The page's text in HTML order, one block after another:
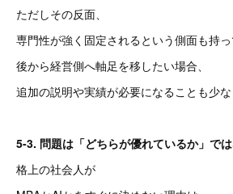
ただしその反面、
専門性が強く固定されるという側面も持っ
後から経営側へ軸足を移したい場合、
追加の説明や実績が必要になることも少な
5-3. 問題は「どちらが優れているか」で
格上の社会人が